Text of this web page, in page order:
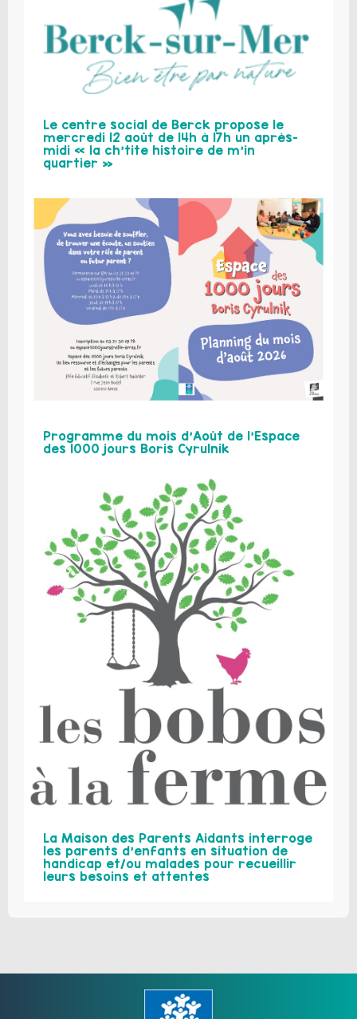
Le centre social de Berck propose le
mercredi 12 août de 14h à 17h un après-
midi « la ch’tite histoire de m’in
quartier »
Programme du mois d’Août de l’Espace
des 1000 jours Boris Cyrulnik
La Maison des Parents Aidants interroge
les parents d’enfants en situation de
handicap et/ou malades pour recueillir
leurs besoins et attentes